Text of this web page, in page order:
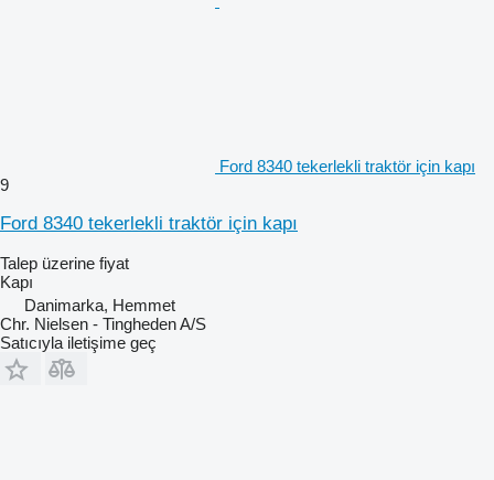
Ford 8340 tekerlekli traktör için kapı
9
Ford 8340 tekerlekli traktör için kapı
Talep üzerine fiyat
Kapı
Danimarka, Hemmet
Chr. Nielsen - Tingheden A/S
Satıcıyla iletişime geç